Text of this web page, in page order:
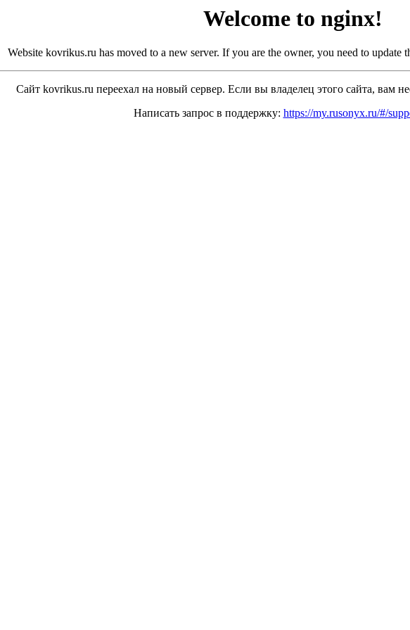
Welcome to nginx!
Website kovrikus.ru has moved to a new server. If you are the owner, you need to update
Сайт kovrikus.ru переехал на новый сервер. Если вы владелец этого сайта, вам
Написать запрос в поддержку: https://my.rusonyx.ru/#/